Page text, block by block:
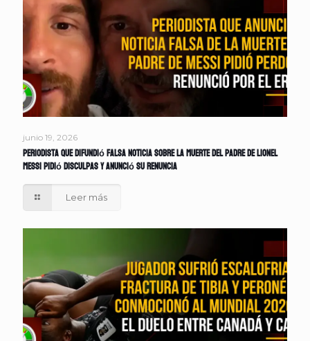
junio 19, 2026
Periodista que difundió falsa noticia sobre la muerte del padre de Lionel
Messi pidió disculpas y anunció su renuncia
Leer más